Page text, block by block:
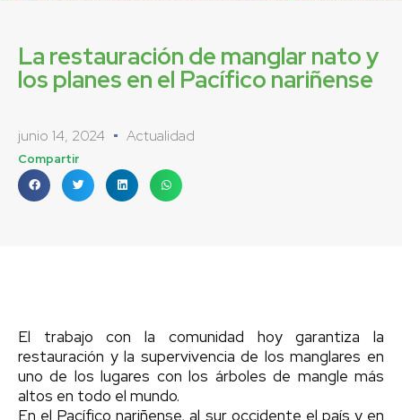
La restauración de manglar nato y
los planes en el Pacífico nariñense
junio 14, 2024 Actualidad
Compartir
El trabajo con la comunidad hoy garantiza la
restauración y la supervivencia de los manglares en
uno de los lugares con los árboles de mangle más
altos en todo el mundo.
En el Pacífico nariñense, al sur occidente el país y en